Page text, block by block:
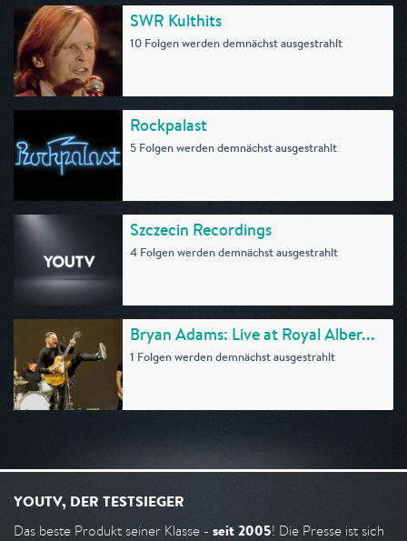
SWR Kulthits
10 Folgen werden demnächst ausgestrahlt
Rockpalast
5 Folgen werden demnächst ausgestrahlt
Szczecin Recordings
4 Folgen werden demnächst ausgestrahlt
Bryan Adams: Live at Royal Alber...
1 Folgen werden demnächst ausgestrahlt
YOUTV, DER TESTSIEGER
Das beste Produkt seiner Klasse - seit 2005! Die Presse ist sich